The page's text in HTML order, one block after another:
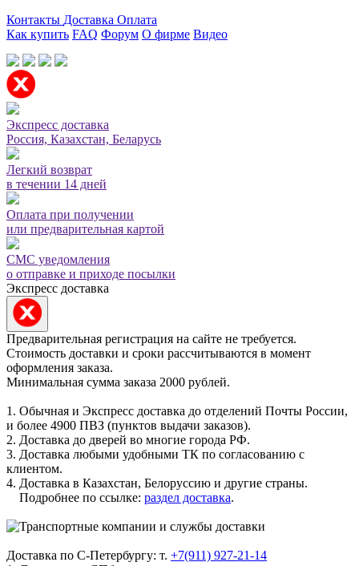
Контакты Доставка Оплата
Как купить FAQ Форум О фирме Видео
Экспресс доставка
Россия, Казахстан, Беларусь
Легкий возврат
в течении 14 дней
Оплата при получении
или предварительная картой
СМС уведомления
о отправке и приходе посылки
Экспресс доставка
Предварительная регистрация на сайте не требуется.
Стоимость доставки и сроки рассчитываются в момент
оформления заказа.
Минимальная сумма заказа 2000 рублей.
1. Обычная и Экспресс доставка до отделений Почты России,
и более 4900 ПВЗ (пунктов выдачи заказов).
2. Доставка до дверей во многие города РФ.
3. Доставка любыми удобными ТК по согласованию с
клиентом.
4. Доставка в Казахстан, Белоруссию и другие страны.
Подробнее по ссылке: раздел доставка.
Доставка по С-Петербургу: т. +7(911) 927-21-14